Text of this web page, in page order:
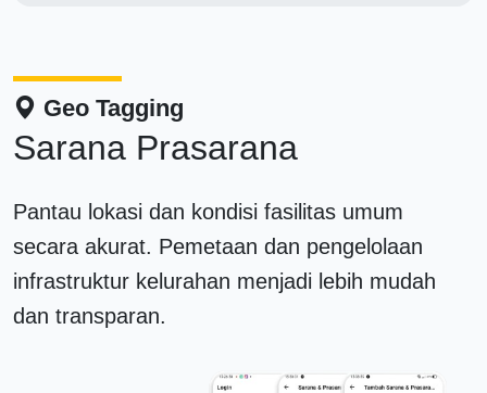
Geo Tagging
Sarana Prasarana
Pantau lokasi dan kondisi fasilitas umum
secara akurat. Pemetaan dan pengelolaan
infrastruktur kelurahan menjadi lebih mudah
dan transparan.